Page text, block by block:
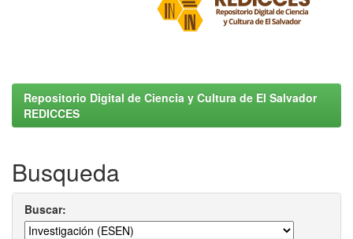
Repositorio Digital de Ciencia y Cultura de El Salvador
REDICCES
Busqueda
Buscar: